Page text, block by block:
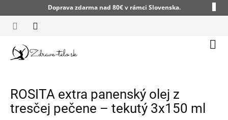
na
obsah
Doprava zdarma nad 80€ v rámci Slovenska.
ROSITA extra panenský olej z
tresčej pečene – tekutý 3x150 ml